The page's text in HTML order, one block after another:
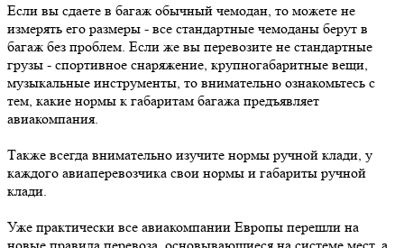
Если вы сдаете в багаж обычный чемодан, то можете не
измерять его размеры - все стандартные чемоданы берут в
багаж без проблем. Если же вы перевозите не стандартные
грузы - спортивное снаряжение, крупногабаритные вещи,
музыкальные инструменты, то внимательно ознакомьтесь с
тем, какие нормы к габаритам багажа предъявляет
авиакомпания.
Также всегда внимательно изучите нормы ручной клади, у
каждого авиаперевозчика свои нормы и габариты ручной
клади.
Уже практически все авиакомпании Европы перешли на
новые правила перевоза, основывающиеся на системе мест, а